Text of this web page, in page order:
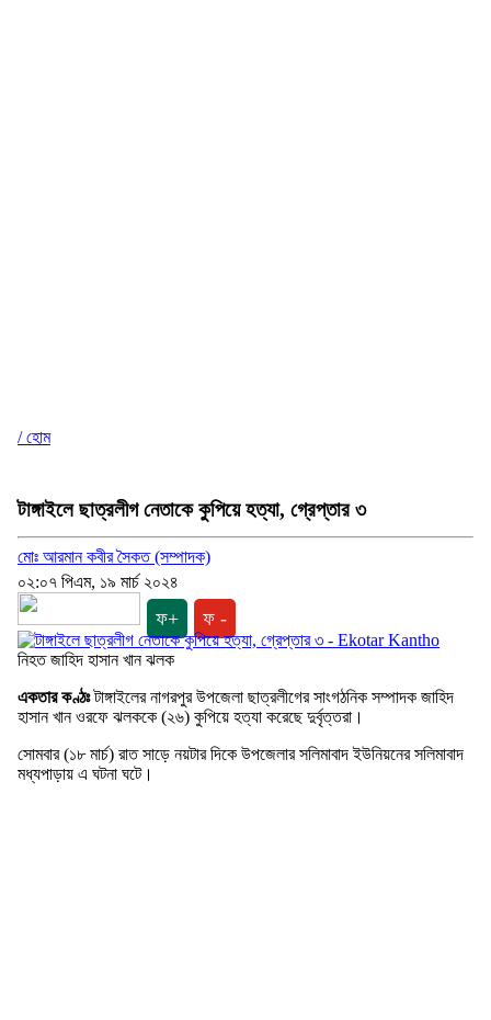
/ হোম
টাঙ্গাইলে ছাত্রলীগ নেতাকে কুপিয়ে হত্যা, গ্রেপ্তার ৩
মোঃ আরমান কবীর সৈকত (সম্পাদক)
০২:০৭ পিএম, ১৯ মার্চ ২০২৪
ফ+ ফ -
নিহত জাহিদ হাসান খান ঝলক
একতার কণ্ঠঃটাঙ্গাইলের নাগরপুর উপজেলা ছাত্রলীগের সাংগঠনিক সম্পাদক জাহিদ
হাসান খান ওরফে ঝলককে (২৬) কুপিয়ে হত্যা করেছে দুর্বৃত্তরা।
সোমবার (১৮ মার্চ) রাত সাড়ে নয়টার দিকে উপজেলার সলিমাবাদ ইউনিয়নের সলিমাবাদ
মধ্যপাড়ায় এ ঘটনা ঘটে।